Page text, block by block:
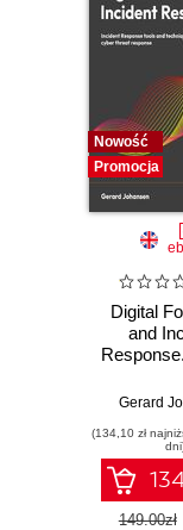
Nowość
Promocja
Digital
and
and
threat
Fourth
Gerard
(134,10 zł
149.00zł